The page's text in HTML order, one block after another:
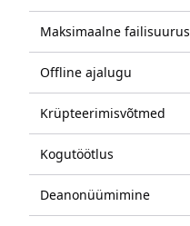
Maksimaalne failisuurus
Offline ajalugu
Krüpteerimisvõtmed
Kogutöötlus
Deanonüümimine